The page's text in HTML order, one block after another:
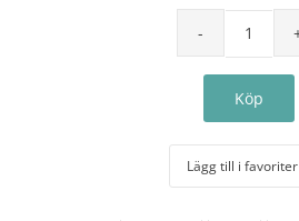
Lägg till i favoriter